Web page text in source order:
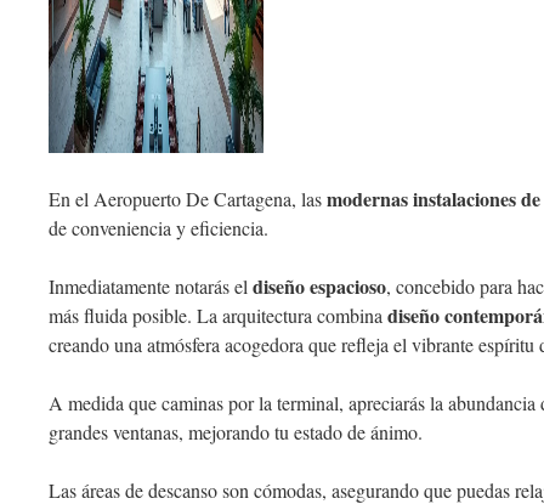
En el Aeropuerto De Cartagena, lasmodernas instalaciones
de conveniencia y eficiencia.
Inmediatamente notarás el diseño espacioso, concebido para
más fluida posible. La arquitectura combina diseño
creando una atmósfera acogedora que refleja el vibrante espíritu
A medida que caminas por la terminal, apreciarás la
grandes ventanas, mejorando tu estado de ánimo.
Las áreas de descanso son cómodas, asegurando que puedas